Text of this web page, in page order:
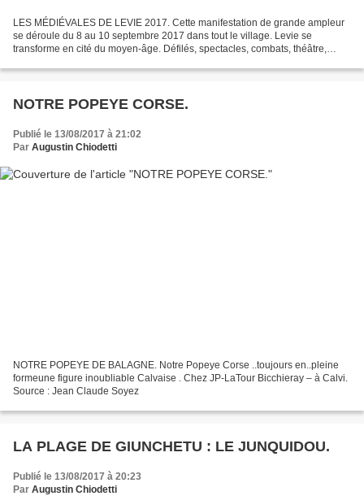
LES MÉDIÉVALES DE LEVIE 2017. Cette manifestation de grande ampleur
se déroule du 8 au 10 septembre 2017 dans tout le village. Levie se
transforme en cité du moyen-âge. Défilés, spectacles, combats, théâtre,
NOTRE POPEYE CORSE.
Publié le 13/08/2017 à 21:02
Par Augustin Chiodetti
NOTRE POPEYE DE BALAGNE. Notre Popeye Corse ..toujours en..pleine
formeune figure inoubliable Calvaise . Chez JP-LaTour Bicchieray – à Calvi.
Source : Jean Claude Soyez
LA PLAGE DE GIUNCHETU : LE JUNQUIDOU.
Publié le 13/08/2017 à 20:23
Par Augustin Chiodetti